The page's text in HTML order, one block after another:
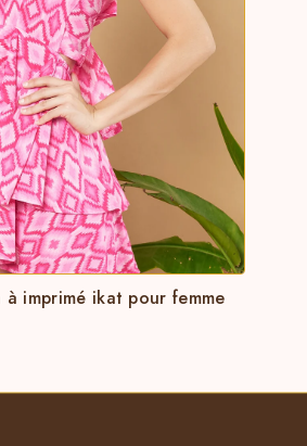
imprimé ikat pour femme